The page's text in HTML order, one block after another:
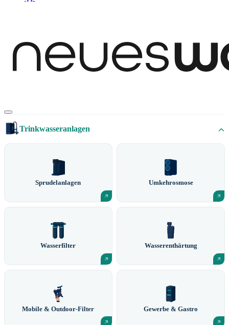
Trinkwasseranlagen
Sprudelanlagen Umkehrosmose
Wasserfilter Wasserenthärtung
Mobile & Outdoor-Filter Gewerbe & Gastro